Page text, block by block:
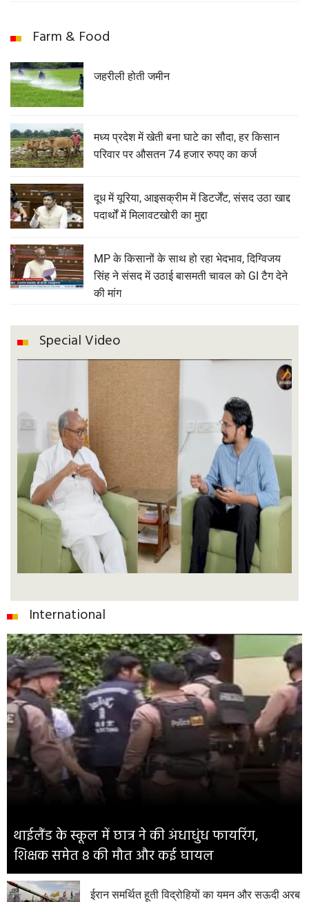
Farm & Food
जहरीली होती जमीन
मध्य प्रदेश में खेती बना घाटे का सौदा, हर किसान
परिवार पर औसतन 74 हजार रुपए का कर्ज
दूध में यूरिया, आइसक्रीम में डिटर्जेंट, संसद उठा खाद्द
पदार्थों में मिलावटखोरी का मुद्दा
MP के किसानों के साथ हो रहा भेदभाव, दिग्विजय
सिंह ने संसद में उठाई बासमती चावल को GI टैग देने
की मांग
Special Video
International
थाईलैंड के स्कूल में छात्र ने की अंधाधुंध फायरिंग,
शिक्षक समेत 8 की मौत और कई घायल
ईरान समर्थित हूती विद्रोहियों का यमन और सऊदी अरब